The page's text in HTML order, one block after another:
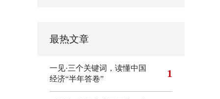
最热文章
一见·三个关键词，读懂中国
经济“半年答卷”
1